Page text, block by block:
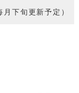
月下旬更新予定）